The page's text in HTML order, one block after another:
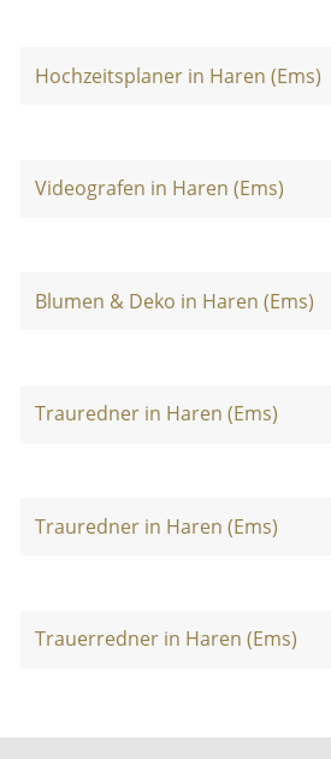
Hochzeitsplaner in Haren (Ems)
Videografen in Haren (Ems)
Blumen & Deko in Haren (Ems)
Trauredner in Haren (Ems)
Trauredner in Haren (Ems)
Trauerredner in Haren (Ems)